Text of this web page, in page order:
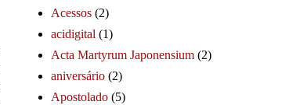
Acessos (2)
acidigital (1)
Acta Martyrum Japonensium (2)
aniversário (2)
Apostolado (5)